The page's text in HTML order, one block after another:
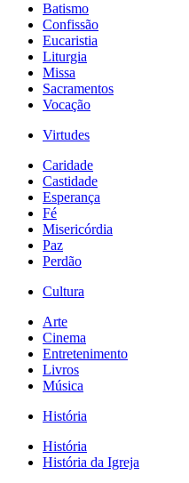
Batismo
Confissão
Eucaristia
Liturgia
Missa
Sacramentos
Vocação
Virtudes
Caridade
Castidade
Esperança
Fé
Misericórdia
Paz
Perdão
Cultura
Arte
Cinema
Entretenimento
Livros
Música
História
História
História da Igreja